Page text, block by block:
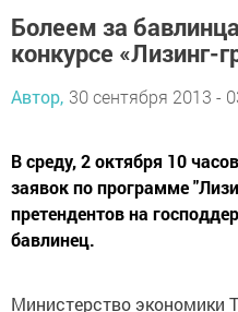
Болеем за
конкурсе «Лизинг-
Автор, 30 сентября 2013 -
В среду, 2 октября 10
заявок по программе
претендентов на
бавлинец.
Министерство экономики